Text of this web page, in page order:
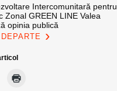
Intercomunitară pentru
Zonal GREEN LINE Valea
opinia publică